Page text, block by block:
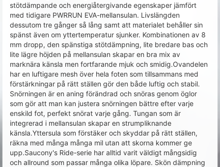
stötdämpande och energiåtergivande egenskaper jämfört
med tidigare PWRRUN EVA-mellansulan. Livslängden
dessutom tre gånger så lång samt att materialet behåller sin
spänst även om yttertemperatur sjunker. Kombinationen av 8
mm dropp, den spänstiga stötdämpning, lite bredare bas och
lite lägre höjden på mellansulan skapar en bra mix av
marknära känsla men fortfarande mjuk och smidig.Ovandelen
har en luftigare mesh över hela foten som tillsammans med
förstärkningar på rätt ställen gör den både luftig och stabil.
Snörningen är en aning förändrad och snöras genom öglor
som gör att man kan justera snörningen bättre efter varje
enskild fot, perfekt snörat varje gång. Tungan som är
integrerad i mellansulan skapar en strumpliknande
känsla.Yttersula som förstäker och skyddar på rätt ställen,
räkna med många många mil utan att skorna kommer ge
upp.Saucony's Ride-serie har alltid varit väldigt mångsidig
och allround som passar många olika löpare. Skön dämpning